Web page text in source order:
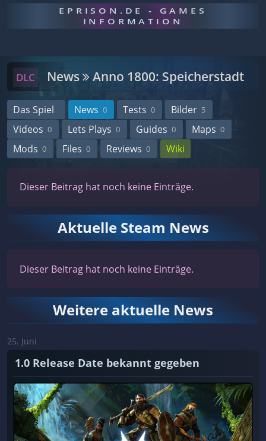
EPRISON.DE - GAMES
INFORMATION
DLC News Anno 1800: Speicherstadt
Das Spiel News 0 Tests 0 Bilder 5
Videos 0 Lets Plays 0 Guides 0 Maps 0
Mods 0 Files 0 Reviews 0 Wiki
Dieser Beitrag hat noch keine Einträge.
Aktuelle Steam News
Dieser Beitrag hat noch keine Einträge.
Weitere aktuelle News
25. Juni
1.0 Release Date bekannt gegeben